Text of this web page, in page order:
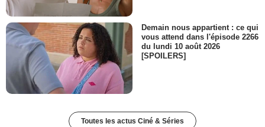
Demain nous appartient : ce qui
vous attend dans l'épisode 2266
du lundi 10 août 2026
[SPOILERS]
Toutes les actus Ciné & Séries